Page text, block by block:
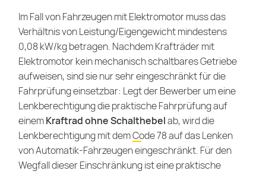
Im Fall von Fahrzeugen mit Elektromotor muss das
Verhältnis von Leistung/Eigengewicht mindestens
0,08 kW/kg betragen. Nachdem Krafträder mit
Elektromotor kein mechanisch schaltbares Getriebe
aufweisen, sind sie nur sehr eingeschränkt für die
Fahrprüfung einsetzbar: Legt der Bewerber um eine
Lenkberechtigung die praktische Fahrprüfung auf
einemKraftrad ohne Schalthebelab, wird die
Lenkberechtigung mit demCode 78auf das Lenken
von Automatik-Fahrzeugen eingeschränkt. Für den
Wegfall dieser Einschränkung ist eine praktische